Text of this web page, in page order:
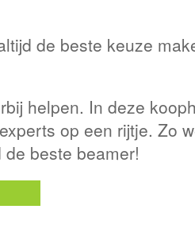
de beste keuze
helpen. In deze
op een rijtje. Zo
beste beamer!